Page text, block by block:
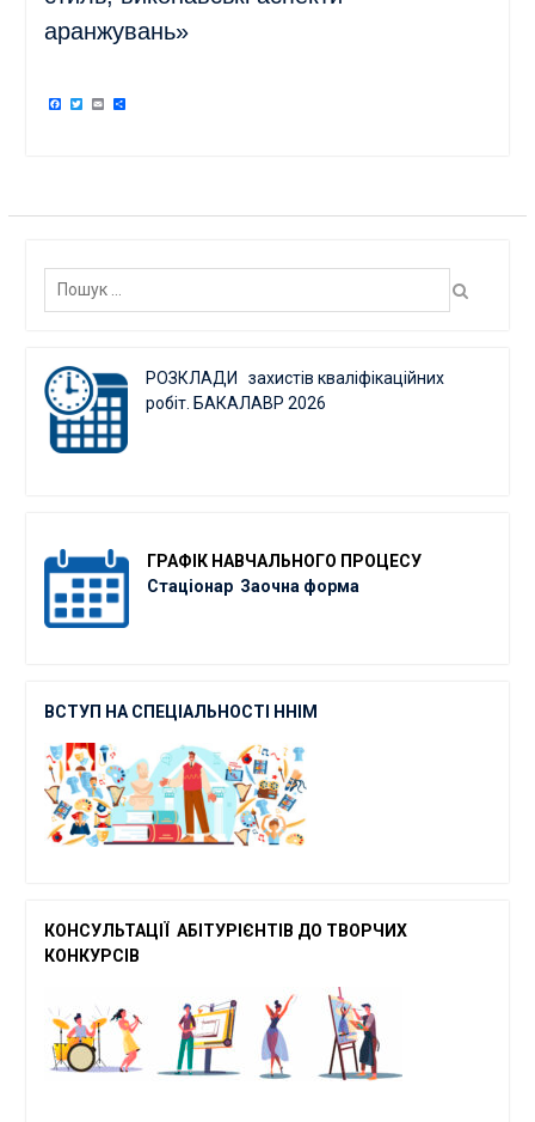
аранжувань»
Facebook
Twitter
EmailПоділитися
Пошук:
РОЗКЛАДИ захистів кваліфікаційних
робіт. БАКАЛАВР 2026
ГРАФІК НАВЧАЛЬНОГО ПРОЦЕСУ
Стаціонар Заочна форма
ВСТУП НА СПЕЦІАЛЬНОСТІ ННІМ
КОНСУЛЬТАЦІЇ АБІТУРІЄНТІВ ДО ТВОРЧ ИХ
КОНКУРСІВ